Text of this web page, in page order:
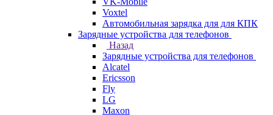
Voxtel
Автомобильная зарядка для для КПК
Зарядные устройства для телефонов
Назад
Зарядные устройства для телефонов
Alcatel
Ericsson
Fly
LG
Maxon